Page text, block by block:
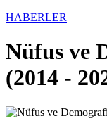
HABERLER
Nüfus ve
(2014 -